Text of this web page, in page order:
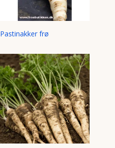
Pastinakker frø